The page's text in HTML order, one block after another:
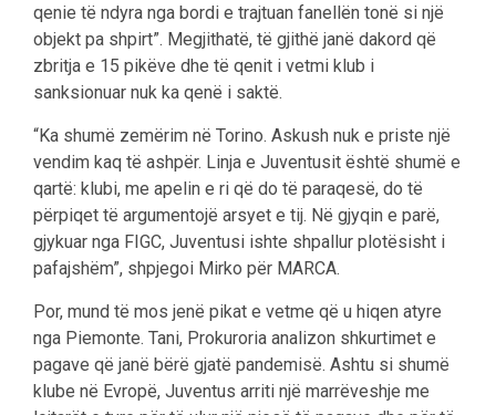
qenie të ndyra nga bordi e trajtuan fanellën tonë si një
objekt pa shpirt”. Megjithatë, të gjithë janë dakord që
zbritja e 15 pikëve dhe të qenit i vetmi klub i
sanksionuar nuk ka qenë i saktë.
“Ka shumë zemërim në Torino. Askush nuk e priste një
vendim kaq të ashpër. Linja e Juventusit është shumë e
qartë: klubi, me apelin e ri që do të paraqesë, do të
përpiqet të argumentojë arsyet e tij. Në gjyqin e parë,
gjykuar nga FIGC, Juventusi ishte shpallur plotësisht i
pafajshëm”, shpjegoi Mirko për MARCA.
Por, mund të mos jenë pikat e vetme që u hiqen atyre
nga Piemonte. Tani, Prokuroria analizon shkurtimet e
pagave që janë bërë gjatë pandemisë. Ashtu si shumë
klube në Evropë, Juventus arriti një marrëveshje me